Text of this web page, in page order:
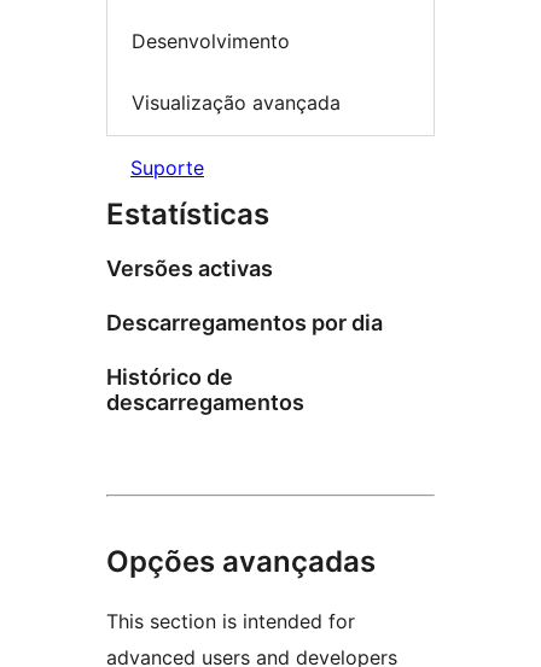
Desenvolvimento
Visualização avançada
Suporte
Estatísticas
Versões activas
Descarregamentos por dia
Histórico de
descarregamentos
Opções avançadas
This section is intended for
advanced users and developers